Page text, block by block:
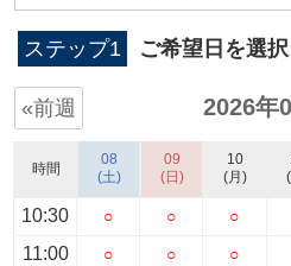
ステップ1 ご希望日を選
«前週 2026年
時間
10:30
11:00
08
(土)
○
○
09
(日)
○
○
10
(月)
○
○